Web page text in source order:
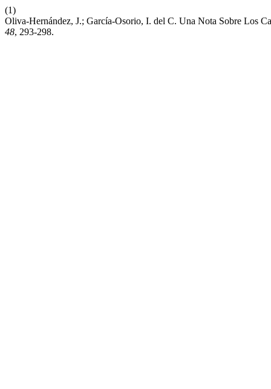
(1)
Oliva-Hernández, J.; García-Osorio, I. del C. Una Nota Sobre Los
48, 293-298.